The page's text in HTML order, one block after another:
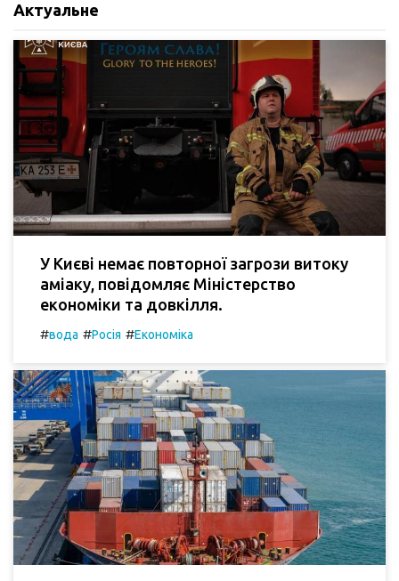
Актуальне
У Києві немає повторної загрози витоку
аміаку, повідомляє Міністерство
економіки та довкілля.
#вода #Росія #Економіка